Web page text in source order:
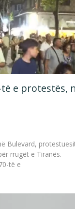
e protestës,
Bulevard,
rrugët e Tiranës.
të e